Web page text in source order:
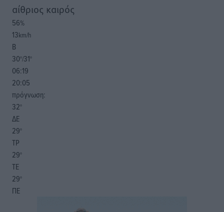
αίθριος καιρός
56%
13km/h
Β
30°/31°
06:19
20:05
πρόγνωση:
32°
ΔΕ
29°
ΤΡ
29°
ΤΕ
29°
ΠΕ